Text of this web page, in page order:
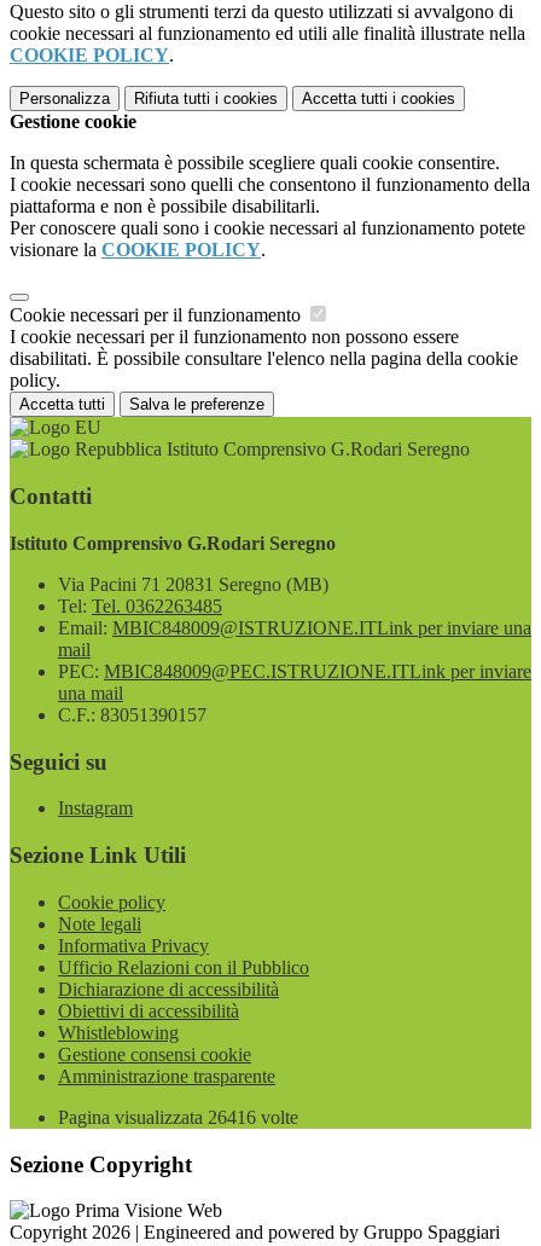
Questo sito o gli strumenti terzi da questo utilizzati si avvalgono di
cookie necessari al funzionamento ed utili alle finalità illustrate nella
COOKIE POLICY.
Personalizza Rifiuta tutti i cookies Accetta tutti i cookies
Gestione cookie
In questa schermata è possibile scegliere quali cookie consentire.
I cookie necessari sono quelli che consentono il funzionamento della
piattaforma e non è possibile disabilitarli.
Per conoscere quali sono i cookie necessari al funzionamento potete
visionare la COOKIE POLICY.
Cookie necessari per il funzionamento
I cookie necessari per il funzionamento non possono essere
disabilitati. È possibile consultare l'elenco nella pagina della cookie
policy.
Accetta tutti Salva le preferenze
Istituto Comprensivo G.Rodari Seregno
Contatti
Istituto Comprensivo G.Rodari Seregno
Via Pacini 71 20831 Seregno (MB)
Tel: Tel. 0362263485
Email: MBIC848009@ISTRUZIONE.ITLink per inviare una
mail
PEC: MBIC848009@PEC.ISTRUZIONE.ITLink per inviare
una mail
C.F.: 83051390157
Seguici su
Instagram
Sezione Link Utili
Cookie policy
Note legali
Informativa Privacy
Ufficio Relazioni con il Pubblico
Dichiarazione di accessibilità
Obiettivi di accessibilità
Whistleblowing
Gestione consensi cookie
Amministrazione trasparente
Pagina visualizzata 26416 volte
Sezione Copyright
Copyright 2026 | Engineered and powered by Gruppo Spaggiari